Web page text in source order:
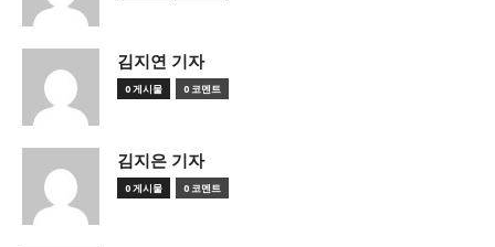
김지연 기자
0 게시물 0 코멘트
김지은 기자
0 게시물 0 코멘트